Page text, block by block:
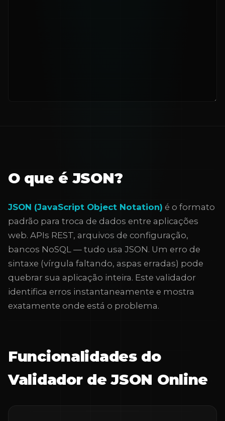
O que é JSON?
JSON (JavaScript Object Notation) é o formato
padrão para troca de dados entre aplicações
web. APIs REST, arquivos de configuração,
bancos NoSQL — tudo usa JSON. Um erro de
sintaxe (vírgula faltando, aspas erradas) pode
quebrar sua aplicação inteira. Este validador
identifica erros instantaneamente e mostra
exatamente onde está o problema.
Funcionalidades do
Validador de JSON Online